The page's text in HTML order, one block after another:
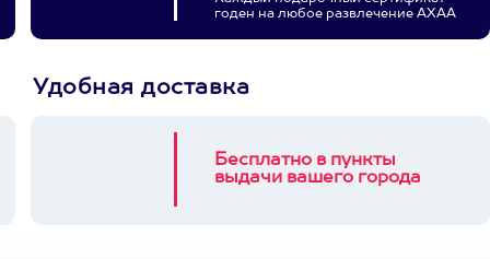
годен на любое развлечение АХАА
Удобная доставка
Бесплатно в пункты
выдачи вашего города